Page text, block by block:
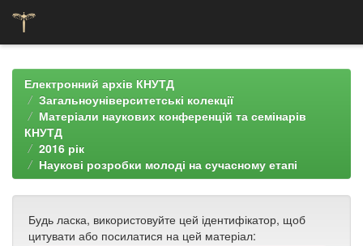
navigationЕлектронний архів КНУТД
Загальноуніверситетські колекції
Матеріали наукових конференцій та семінарів
КНУТД
2016 рік
Наукові розробки молоді на сучасному етапі
Будь ласка, використовуйте цей ідентифікатор, щоб
цитувати або посилатися на цей матеріал: